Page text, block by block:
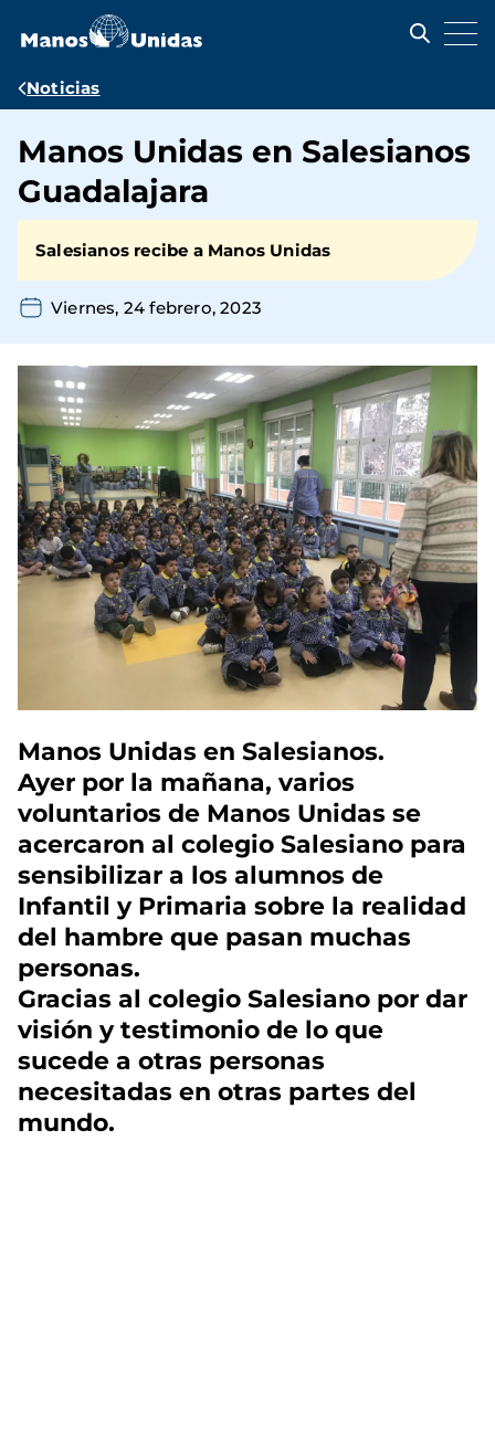
contenido
Ruta
navegación
Noticias
Manos Unidas en Salesianos
Guadalajara
Salesianos recibe a Manos Unidas
Viernes, 24 febrero, 2023
Manos Unidas en Salesianos.
Ayer por la mañana, varios
voluntarios de Manos Unidas se
acercaron al colegio Salesiano para
sensibilizar a los alumnos de
Infantil y Primaria sobre la realidad
del hambre que pasan muchas
personas.
Gracias al colegio Salesiano por dar
visión y testimonio de lo que
sucede a otras personas
necesitadas en otras partes del
mundo.